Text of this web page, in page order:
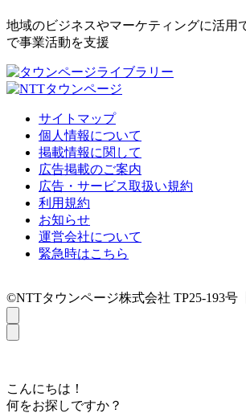
地域のビジネスやマーケティングに活用
で事業活動を支援
サイトマップ
個人情報について
掲載情報に関して
広告掲載のご案内
広告・サービス取扱い規約
利用規約
お知らせ
運営会社について
緊急時はこちら
©NTTタウンページ株式会社 TP25-193号【
こんにちは！
何をお探しですか？